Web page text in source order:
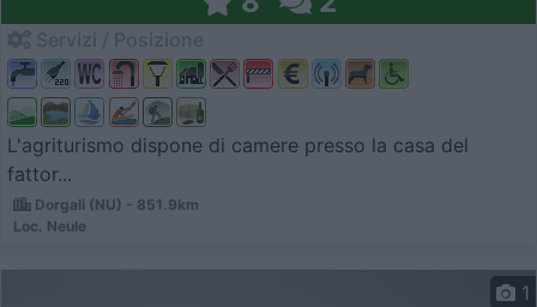
L'agriturismo dispone di camere presso la casa del
fattor...
Dorgali (NU) - 851.9km
Loc. Neule
1